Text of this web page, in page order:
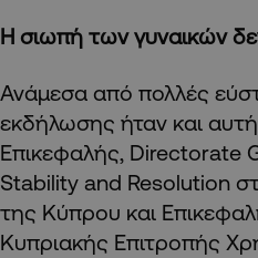
Η σιωπή των γυναικών
Ανάμεσα από πολλές
εκδήλωσης ήταν και
Επικεφαλής, Directorate
Stability and Resolution
της Κύπρου και
Κυπριακής Επιτροπής